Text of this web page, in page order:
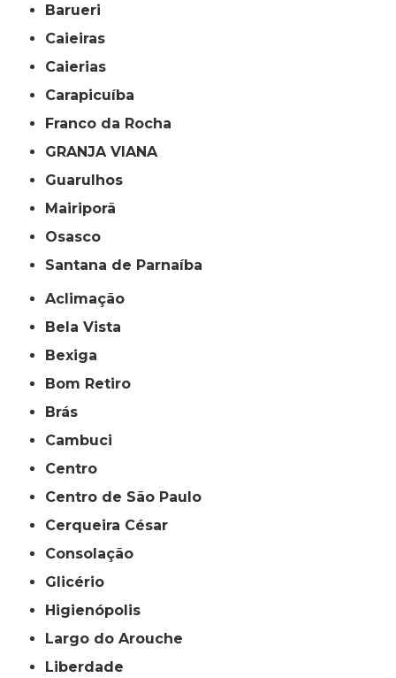
Barueri
Caieiras
Caierias
Carapicuíba
Franco da Rocha
GRANJA VIANA
Guarulhos
Mairiporã
Osasco
Santana de Parnaíba
Aclimação
Bela Vista
Bexiga
Bom Retiro
Brás
Cambuci
Centro
Centro de São Paulo
Cerqueira César
Consolação
Glicério
Higienópolis
Largo do Arouche
Liberdade